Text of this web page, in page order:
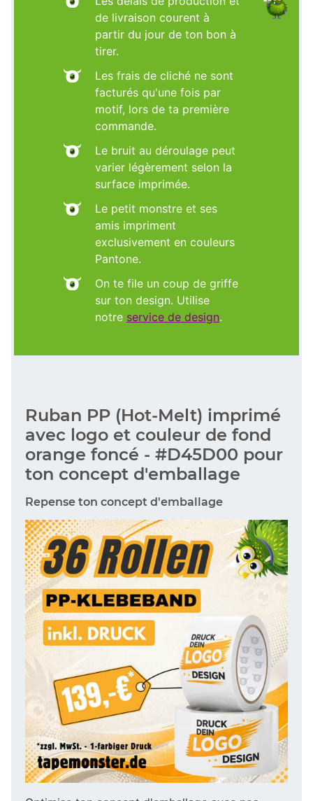
de livraison courent à
partir du jour de ton bon à
tirer.
Les frais de cliché ne sont
facturés qu'une fois par
motif, lors de ta première
commande.
Le bruit au déroulage peut
varier légèrement selon la
surface imprimée.
Le petit monstre et ses
amis impriment
exclusivement en couleurs
Pantone.
On te file un coup de griffe
sur ton design. Utilise
notre service de design.
Ruban PP (Hot-Melt) imprimé
avec logo et couleur de fond
orange foncé - #D45D00 pour
ton concept d'emballage
Repense ton concept d'emballage